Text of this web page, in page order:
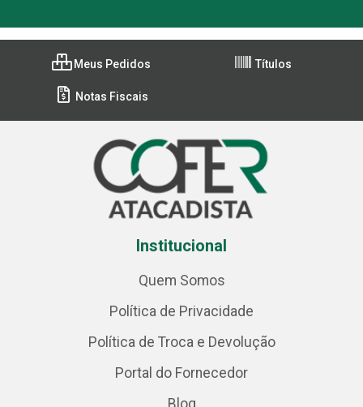
Meus Pedidos Títulos
Notas Fiscais
Institucional
Quem Somos
Política de Privacidade
Política de Troca e Devolução
Portal do Fornecedor
Blog